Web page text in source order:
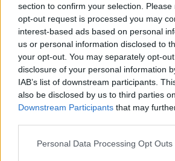
section to confirm your selection.
opt-out request is processed you may
interest-based ads based on personal
us or personal information disclosed to
your opt-out. You may separately opt-
disclosure of your personal information
IAB’s list of downstream participants.
also be disclosed by us to third parties
Downstream Participants that may
Personal Data Processing Opt Outs
τρέχουσες τιμές, έναντι μέσης
σχετικών εσόδων κατά 12,5%. Η
της αύξησης των εσόδων και της
φορολογικής βάσης αντανακλά
της φορολογικής
δευτερευόντως την επίδραση από τη